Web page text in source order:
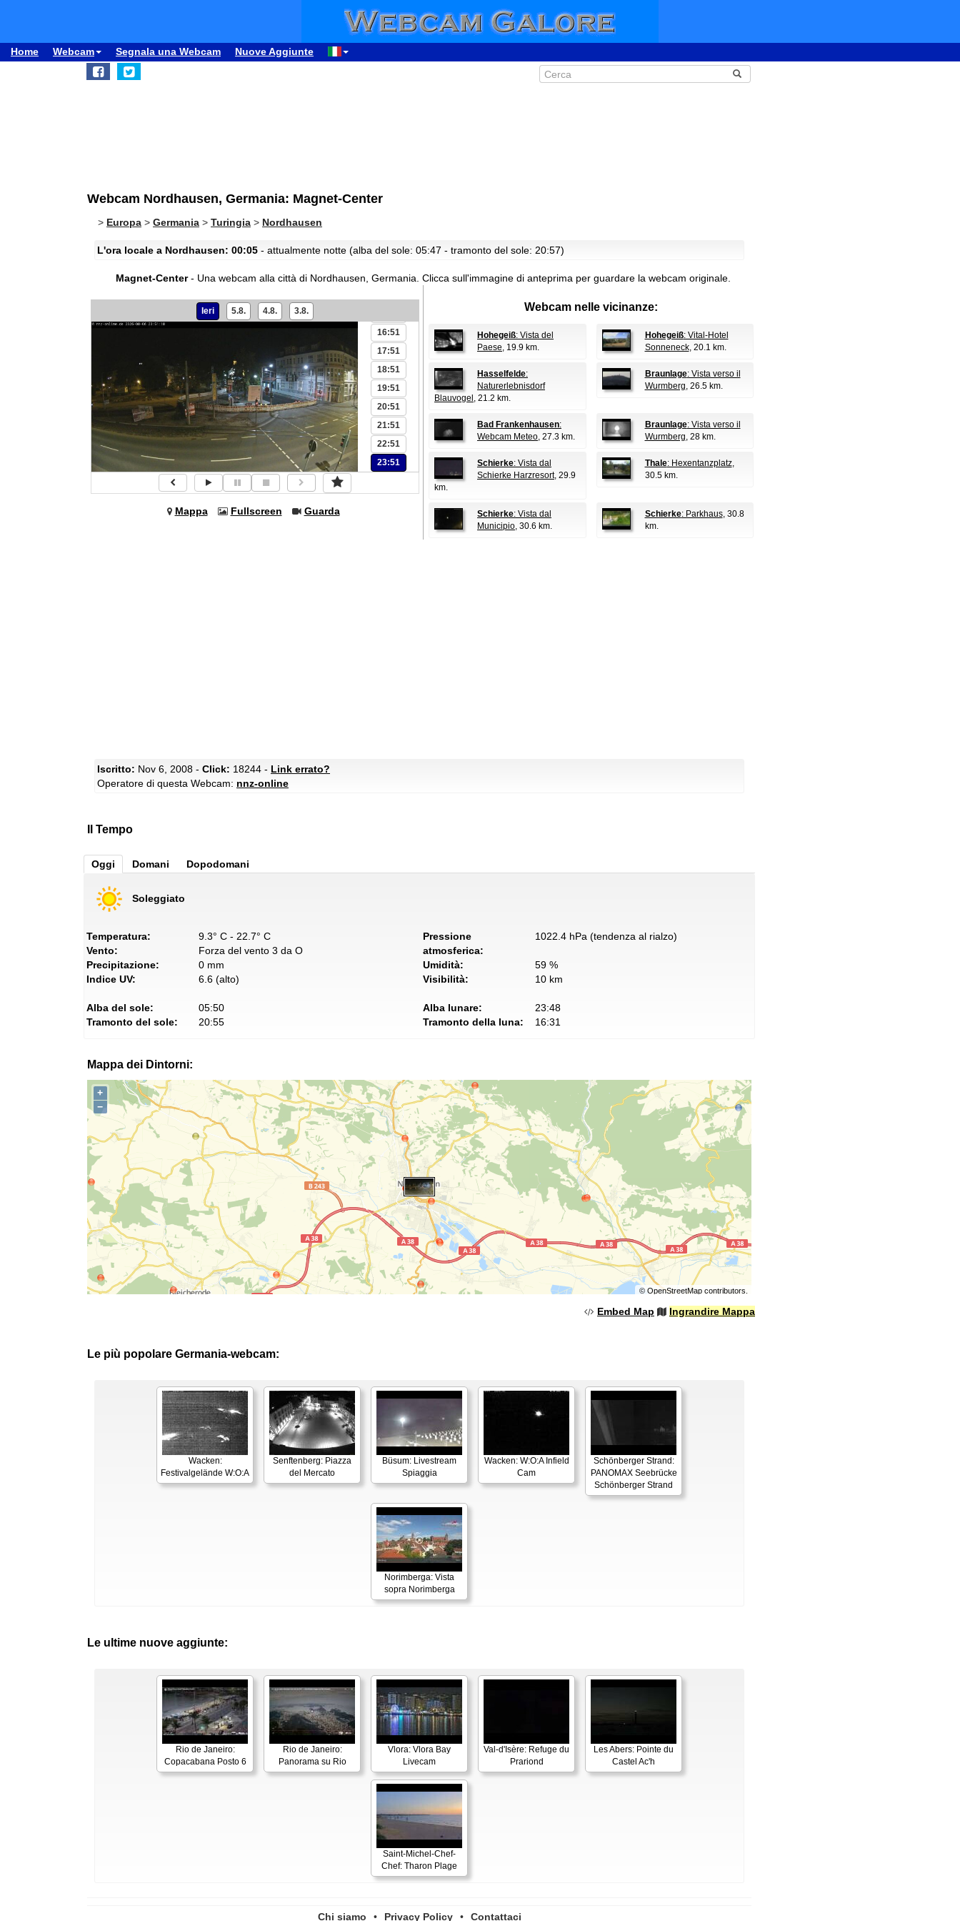
Home Webcam Segnala una Webcam Nuove Aggiunte
Webcam Nordhausen, Germania: Magnet-Center
> Europa > Germania > Turingia > Nordhausen
L'ora locale a Nordhausen: 00:05 - attualmente notte (alba del sole: 05:47 - tramonto del sole: 20:57)
Magnet-Center- Una webcam alla città di Nordhausen, Germania. Clicca sull'immagine di anteprima per guardare la webcam originale.
Ieri 5.8. 4.8. 3.8.
00:51
09:51
13:51
16:51
17:51
18:51
19:51
20:51
21:51
22:51
23:51
Mappa Fullscreen Guarda
Webcam nelle vicinanze:
Hohegeiß: Vista del
Paese, 19.9 km.
Hohegeiß: Vital-Hotel
Sonneneck, 20.1 km.
Hasselfelde:
Naturerlebnisdorf
Blauvogel , 21.2 km.
Braunlage: Vista verso il
Wurmberg, 26.5 km.
Bad Frankenhausen:
Webcam Meteo, 27.3 km.
Braunlage: Vista verso il
Wurmberg, 28 km.
Schierke: Vista dal
Schierke Harzresort, 29.9
km.
Thale: Hexentanzplatz,
30.5 km.
Schierke: Vista dal
Municipio, 30.6 km.
Schierke: Parkhaus, 30.8
km.
Iscritto: Nov 6, 2008 - Click: 18244 - Link errato?
Operatore di questa Webcam: nnz-online
Il Tempo
Oggi Domani Dopodomani
Soleggiato
Temperatura:
9.3° C - 22.7° C
Vento:
Forza del vento 3 da O
Precipitazione:
0 mm
Indice UV:
6.6 (alto)
Pressione
atmosferica:
1022.4 hPa (tendenza al rialzo)
Umidità:
59 %
Visibilità:
10 km
Alba del sole:
05:50
Tramonto del sole:
20:55
Alba lunare:
23:48
Tramonto della luna:
16:31
Mappa dei Dintorni:
+
−
© OpenStreetMapcontributors.
Embed Map Ingrandire Mappa
Le più popolare Germania-webcam:
Wacken:
Festivalgelände W:O:A
Senftenberg: Piazza
del Mercato
Büsum: Livestream
Spiaggia
Wacken: W:O:A Infield
Cam
Schönberger Strand:
PANOMAX Seebrücke
Schönberger Strand
Norimberga: Vista
sopra Norimberga
Le ultime nuove aggiunte:
Rio de Janeiro:
Copacabana Posto 6
Rio de Janeiro:
Panorama su Rio
Vlora: Vlora Bay
Livecam
Val-d'Isère: Refuge du
Prariond
Les Abers: Pointe du
Castel Ac'h
Saint-Michel-Chef-
Chef: Tharon Plage
Chi siamo • Privacy Policy • Contattaci